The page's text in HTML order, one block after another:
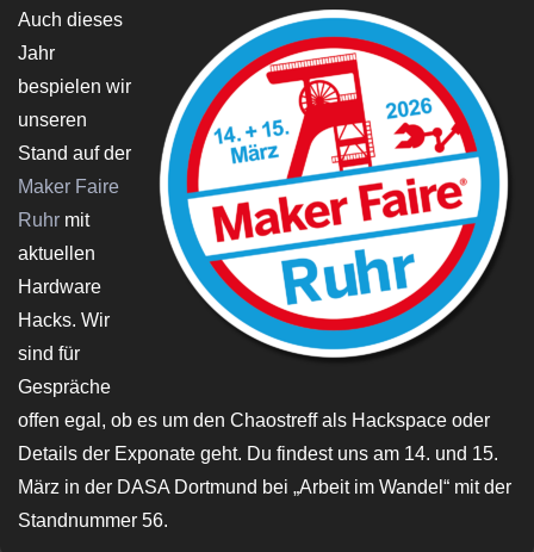
Auch dieses
Jahr
bespielen wir
unseren
Stand auf der
Maker Faire
Ruhr mit
aktuellen
Hardware
Hacks. Wir
sind für
Gespräche
offen egal, ob es um den Chaostreff als Hackspace oder
Details der Exponate geht. Du findest uns am 14. und 15.
März in der DASA Dortmund bei „Arbeit im Wandel“ mit der
Standnummer 56.